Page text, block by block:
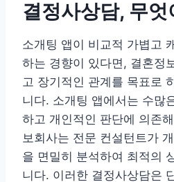
결정사상담, 무
소개팅 앱이 비교적 가볍고
하는 경향이 있다면, 결혼정
고 장기적인 관계를 목표로
니다. 소개팅 앱에서는 수많
하고 개인적인 판단에 의존
보회사는 전문 컨설턴트가
을 면밀히 분석하여 최적의
니다. 이러한 결정사상담은